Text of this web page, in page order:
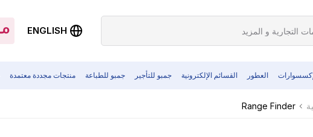
ENGLISH
العطور القسائم الإلكترونية جمبو للتأجير جمبو للطباعة منتجات مجددة معتمدة
Range Finder